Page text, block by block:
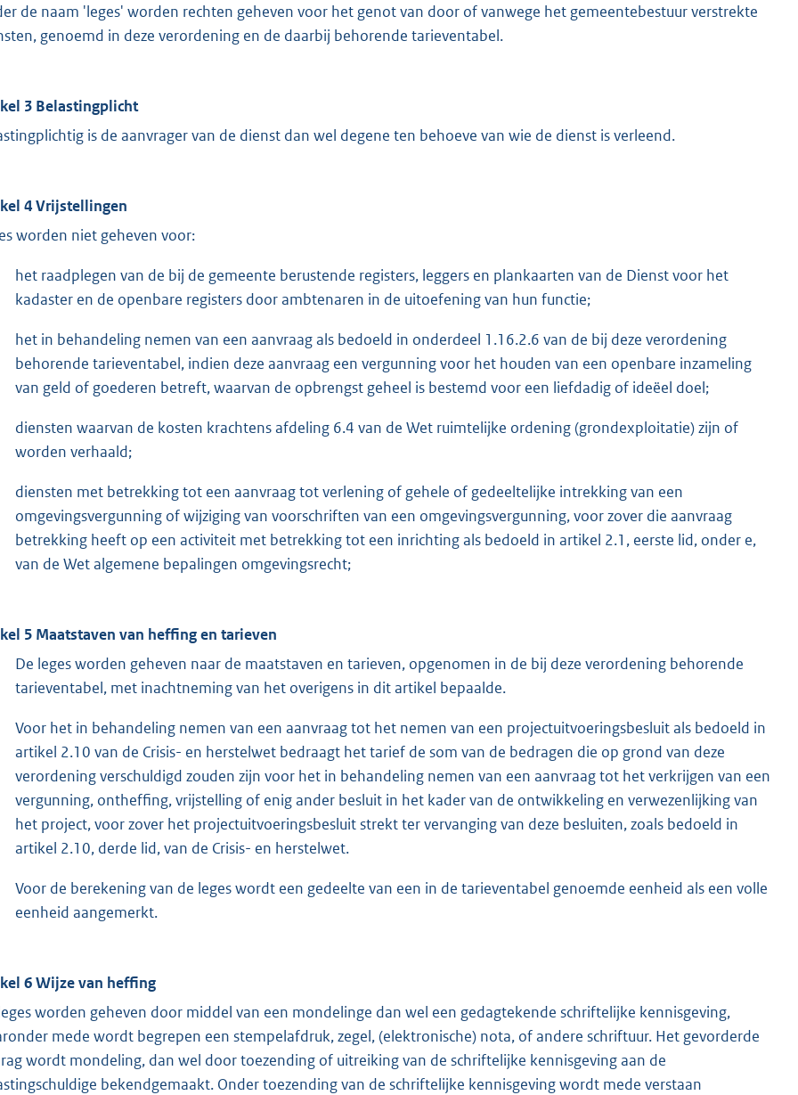
de naam 'leges' worden rechten geheven voor het genot van door of vanwege het gemeentebestuur verstrekte
genoemd in deze verordening en de daarbij behorende tarieventabel.
3 Belastingplicht
is de aanvrager van de dienst dan wel degene ten behoeve van wie de dienst is verleend.
4 Vrijstellingen
worden niet geheven voor:
het raadplegen van de bij de gemeente berustende registers, leggers en plankaarten van de Dienst voor het
kadaster en de openbare registers door ambtenaren in de uitoefening van hun functie;
het in behandeling nemen van een aanvraag als bedoeld in onderdeel 1.16.2.6 van de bij deze verordening
behorende tarieventabel, indien deze aanvraag een vergunning voor het houden van een openbare inzameling
van geld of goederen betreft, waarvan de opbrengst geheel is bestemd voor een liefdadig of ideëel doel;
diensten waarvan de kosten krachtens afdeling 6.4 van de Wet ruimtelijke ordening (grondexploitatie) zijn of
worden verhaald;
diensten met betrekking tot een aanvraag tot verlening of gehele of gedeeltelijke intrekking van een
omgevingsvergunning of wijziging van voorschriften van een omgevingsvergunning, voor zover die aanvraag
betrekking heeft op een activiteit met betrekking tot een inrichting als bedoeld in artikel 2.1, eerste lid, onder e,
van de Wet algemene bepalingen omgevingsrecht;
5 Maatstaven van heffing en tarieven
De leges worden geheven naar de maatstaven en tarieven, opgenomen in de bij deze verordening behorende
tarieventabel, met inachtneming van het overigens in dit artikel bepaalde.
Voor het in behandeling nemen van een aanvraag tot het nemen van een projectuitvoeringsbesluit als bedoeld in
artikel 2.10 van de Crisis- en herstelwet bedraagt het tarief de som van de bedragen die op grond van deze
verordening verschuldigd zouden zijn voor het in behandeling nemen van een aanvraag tot het verkrijgen van een
vergunning, ontheffing, vrijstelling of enig ander besluit in het kader van de ontwikkeling en verwezenlijking van
het project, voor zover het projectuitvoeringsbesluit strekt ter vervanging van deze besluiten, zoals bedoeld in
artikel 2.10, derde lid, van de Crisis- en herstelwet.
Voor de berekening van de leges wordt een gedeelte van een in de tarieventabel genoemde eenheid als een volle
eenheid aangemerkt.
6 Wijze van heffing
worden geheven door middel van een mondelinge dan wel een gedagtekende schriftelijke kennisgeving,
mede wordt begrepen een stempelafdruk, zegel, (elektronische) nota, of andere schriftuur. Het gevorderde
wordt mondeling, dan wel door toezending of uitreiking van de schriftelijke kennisgeving aan de
bekendgemaakt. Onder toezending van de schriftelijke kennisgeving wordt mede verstaan